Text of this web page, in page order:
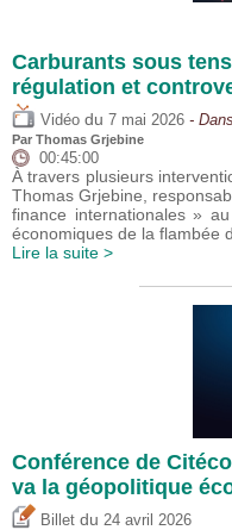
Carburants sous
régulation et
Vidéo du 7 mai 2026 -
Par Thomas Grjebine
00:45:00
À travers plusieurs
Thomas Grjebine,
finance internationales »
économiques de la flambée
Lire la suite >
Conférence de
va la géopolitique
Billet du 24 avril 2026